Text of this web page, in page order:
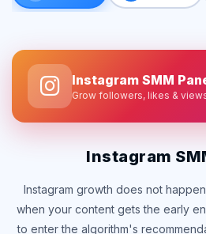
Instagram SMM
Grow followers, likes &
Instagram
Instagram growth does not
when your content gets the early
to enter the algorithm's